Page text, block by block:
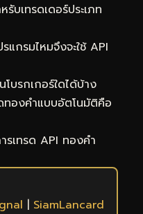
รับเทรดเดอร์ประเภท
แกรมไหมจึงจะใช้ API
บรกเกอร์ใดได้บ้าง
ทองคำแบบอัตโนมัติคือ
รเทรด API ทองคำ
| SiamLancard